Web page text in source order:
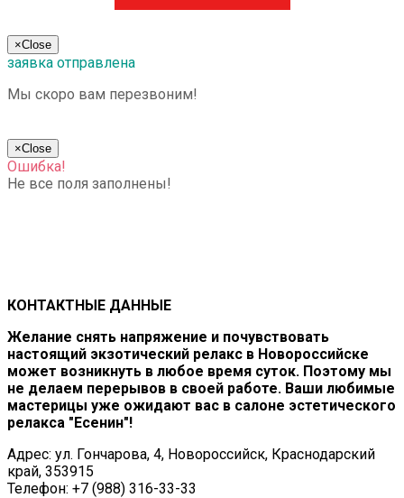
×Close
заявка отправлена
Мы скоро вам перезвоним!
×Close
Ошибка!
Не все поля заполнены!
КОНТАКТНЫЕ ДАННЫЕ
Желание снять напряжение и почувствовать
настоящий экзотический релакс в Новороссийске
может возникнуть в любое время суток. Поэтому мы
не делаем перерывов в своей работе. Ваши любимые
мастерицы уже ожидают вас в салоне эстетического
релакса "Есенин"!
Адрес: ул. Гончарова, 4, Новороссийск, Краснодарский
край, 353915
Телефон: +7 (988) 316-33-33